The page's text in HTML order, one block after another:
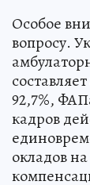
Особое
вопросу.
92,7%,
кадров
окладов